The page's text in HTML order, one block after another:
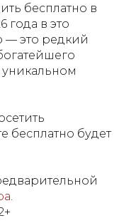
бесплатно в
года в это
— это редкий
бесплатно будет